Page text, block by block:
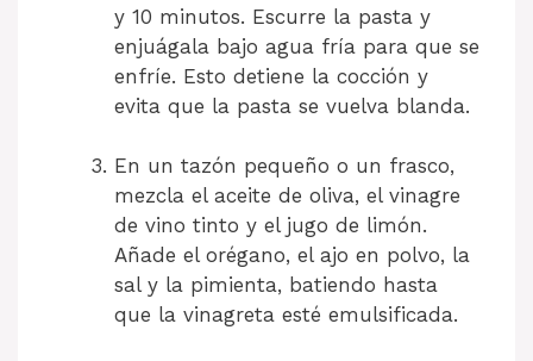
y 10 minutos. Escurre la pasta y
enjuágala bajo agua fría para que se
enfríe. Esto detiene la cocción y
evita que la pasta se vuelva blanda.
En un tazón pequeño o un frasco,
mezcla el aceite de oliva, el vinagre
de vino tinto y el jugo de limón.
Añade el orégano, el ajo en polvo, la
sal y la pimienta, batiendo hasta
que la vinagreta esté emulsificada.